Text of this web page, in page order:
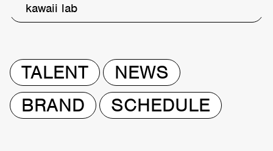
kawaii lab
TALENT
NEWS
BRAND
SCHEDULE